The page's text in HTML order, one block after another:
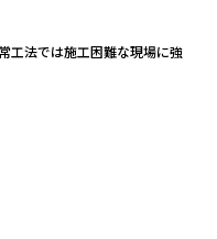
工法では施工困難な現場に強